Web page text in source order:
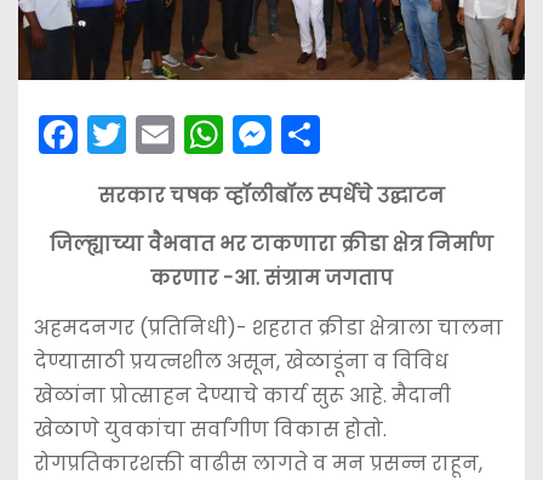
F
a
c
e
o
o
k
T
w
itt
er
E
m
ai
l
W
h
a
ts
A
p
p
M
e
s
s
e
n
g
er
S
h
ar
e
सरकार चषक व्हॉलीबॉल स्पर्धेचे उद्घाटन
जिल्ह्याच्या वैभवात भर टाकणारा क्रीडा क्षेत्र निर्माण
करणार -आ. संग्राम जगताप
अहमदनगर (प्रतिनिधी)- शहरात क्रीडा क्षेत्राला चालना
देण्यासाठी प्रयत्नशील असून, खेळाडूंना व विविध
खेळांना प्रोत्साहन देण्याचे कार्य सुरू आहे. मैदानी
खेळाणे युवकांचा सर्वांगीण विकास होतो.
रोगप्रतिकारशक्ती वाढीस लागते व मन प्रसन्न राहून,